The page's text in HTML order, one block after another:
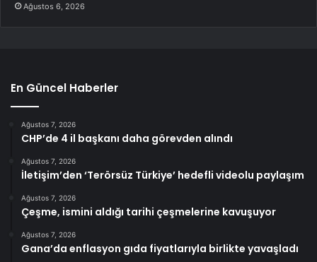
Ağustos 6, 2026
En Güncel Haberler
Ağustos 7, 2026
CHP’de 4 il başkanı daha görevden alındı
Ağustos 7, 2026
İletişim’den ‘Terörsüz Türkiye’ hedefli videolu paylaşım
Ağustos 7, 2026
Çeşme, ismini aldığı tarihi çeşmelerine kavuşuyor
Ağustos 7, 2026
Gana’da enflasyon gıda fiyatlarıyla birlikte yavaşladı